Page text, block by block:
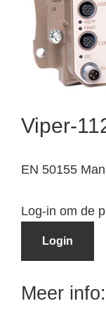
Viper-
EN 50155
Log-in om de
Login
Meer info: